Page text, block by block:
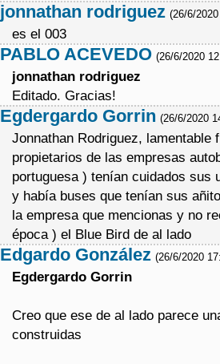
jonnathan rodriguez (26/6/
es el 003
PABLO ACEVEDO (26/6/2020
jonnathan rodriguez
Editado. Gracias!
Egdergardo Gorrin (26/6/2020
Jonnathan Rodriguez,
propietarios de las empresas
portuguesa ) tenían cuidados sus
y había buses que tenían sus
la empresa que mencionas y no
época ) el Blue Bird de al lado
Edgardo González (26/6/2020
Egdergardo Gorrin
Creo que ese de al lado parece
construidas